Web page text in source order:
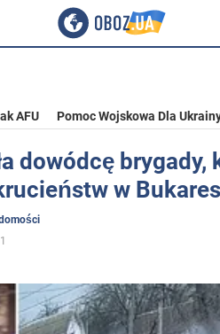
AFU Pomoc Wojskowa Dla
dowódcę brygady,
w
1